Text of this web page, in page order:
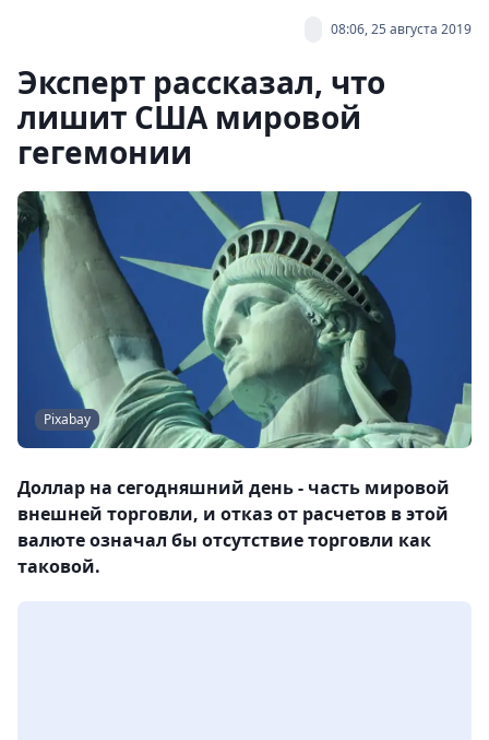
08:06, 25 августа 2019
Эксперт рассказал, что
лишит США мировой
гегемонии
Pixabay
Доллар на сегодняшний день - часть мировой
внешней торговли, и отказ от расчетов в этой
валюте означал бы отсутствие торговли как
таковой.